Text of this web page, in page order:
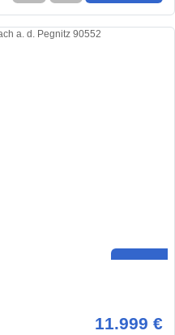
11.999 €